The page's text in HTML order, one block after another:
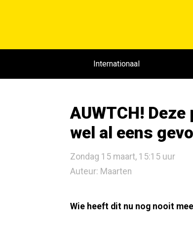
Internationaal
AUWTCH!
wel al eens
Zondag 15 maart, 15:15 uur
Auteur: Maarten
Wie heeft dit nu nog nooit